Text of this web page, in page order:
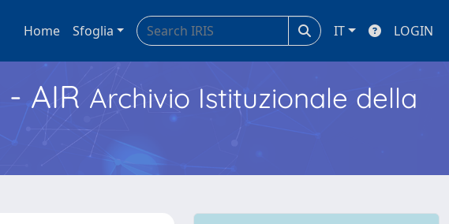
Home Sfoglia IT LOGIN
- AIR Archivio Istituzionale della